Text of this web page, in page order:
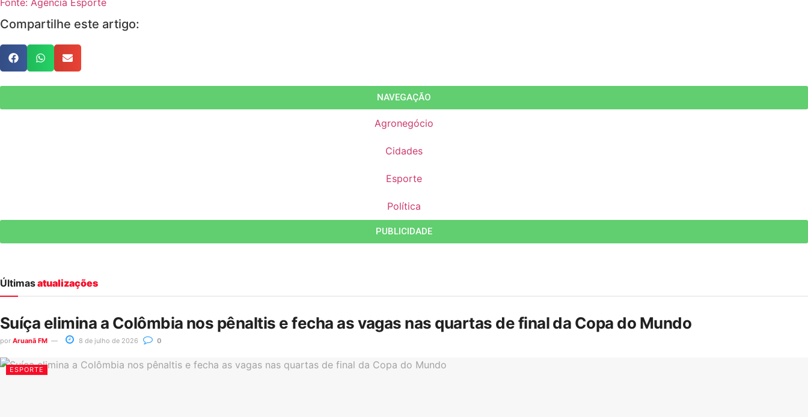
Fonte: Agência Esporte
Compartilhe este artigo:
NAVEGAÇÃO
Agronegócio
Cidades
Esporte
Política
PUBLICIDADE
Últimasatualizações
Suíça elimina a Colômbia nos pênaltis e fecha as vagas nas quartas de final da Copa do Mundo
por Aruanã FM 8 de julho de 2026 0
ESPORTE